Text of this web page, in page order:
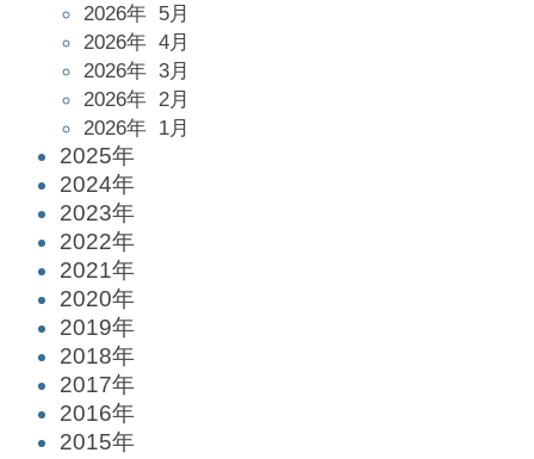
2026年 5月
2026年 4月
2026年 3月
2026年 2月
2026年 1月
2025年
2024年
2023年
2022年
2021年
2020年
2019年
2018年
2017年
2016年
2015年